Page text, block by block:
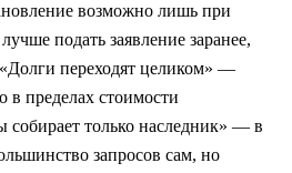
возможно лишь при
подать заявление заранее,
переходят целиком» —
в пределах стоимости
собирает только наследник» — в
запросов сам, но